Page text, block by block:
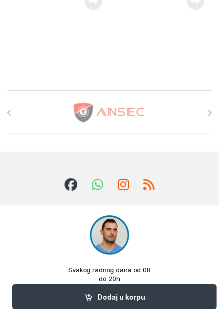
Dodaj u korpu
Brands Carousel
Svakog radnog dana od 08
do 20h